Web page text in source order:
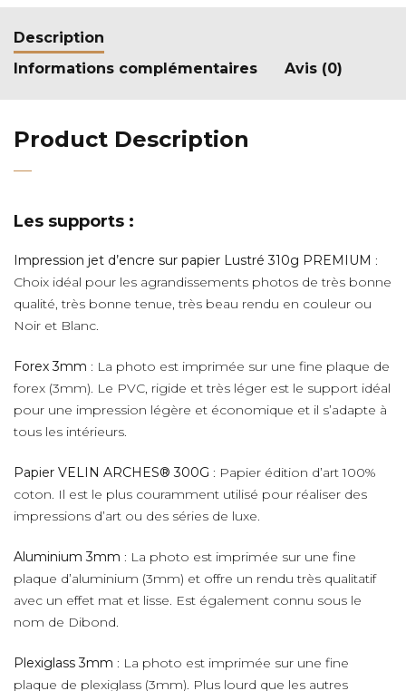
Description
Informations complémentaires
Avis (0)
Product Description
Les supports :
Impression jet d’encre sur papier Lustré 310g PREMIUM :
Choix idéal pour les agrandissements photos de très bonne
qualité, très bonne tenue, très beau rendu en couleur ou
Noir et Blanc.
Forex 3mm : La photo est imprimée sur une fine plaque de
forex (3mm). Le PVC, rigide et très léger est le support idéal
pour une impression légère et économique et il s’adapte à
tous les intérieurs.
Papier VELIN ARCHES® 300G : Papier édition d’art 100%
coton. Il est le plus couramment utilisé pour réaliser des
impressions d’art ou des séries de luxe.
Aluminium 3mm : La photo est imprimée sur une fine
plaque d’aluminium (3mm) et offre un rendu très qualitatif
avec un effet mat et lisse. Est également connu sous le
nom de Dibond.
Plexiglass 3mm : La photo est imprimée sur une fine
plaque de plexiglass (3mm). Plus lourd que les autres